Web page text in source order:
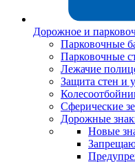
Дорожное и
Парковочные
Парковочные
Лежачие
Защита стен и
Сферические
Дорожные
Новые